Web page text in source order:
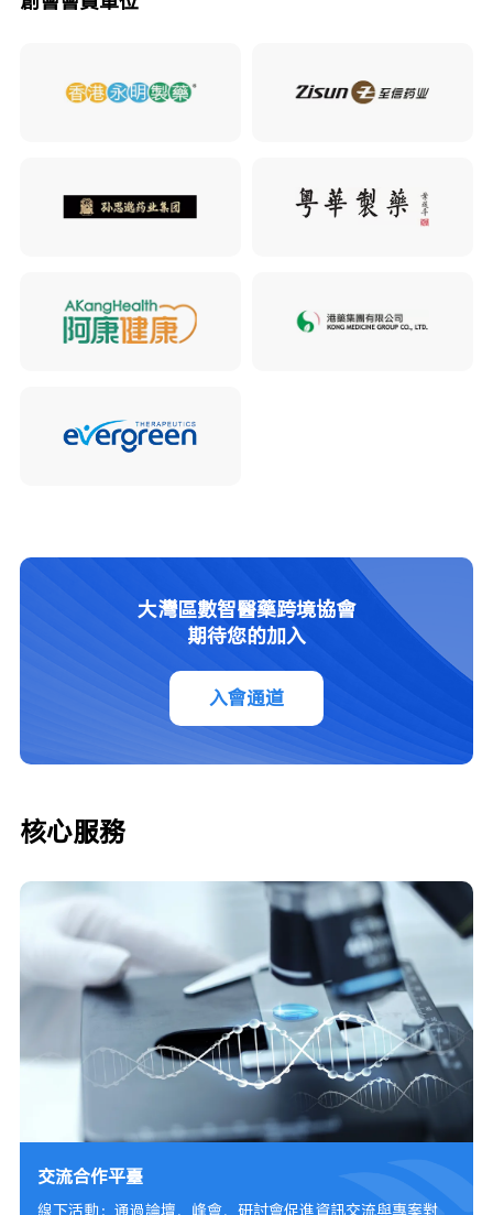
大灣區數智醫藥跨境協會
期待您的加入
入會通道
核心服務
交流合作平臺
線下活動：通過論壇、峰會、研討會促進資訊交流與專案對